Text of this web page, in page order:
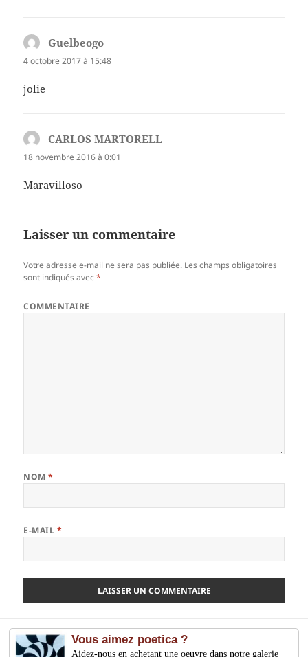
Guelbeogo
4 octobre 2017 à 15:48
jolie
CARLOS MARTORELL
18 novembre 2016 à 0:01
Maravilloso
Laisser un commentaire
Votre adresse e-mail ne sera pas publiée. Les champs obligatoires
sont indiqués avec*
COMMENTAIRE
NOM*
E-MAIL *
Vous aimez poetica ?
Aidez-nous en achetant une oeuvre dans notre galerie